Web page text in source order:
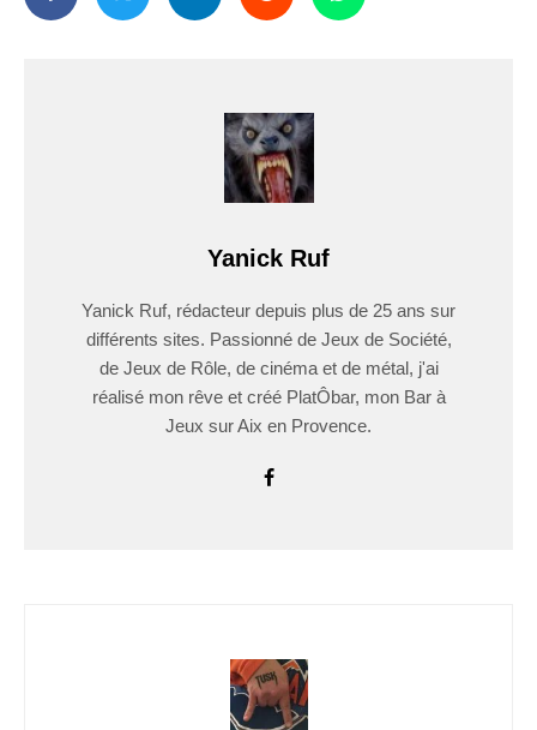
Yanick Ruf
Yanick Ruf, rédacteur depuis plus de 25 ans sur
différents sites. Passionné de Jeux de Société,
de Jeux de Rôle, de cinéma et de métal, j'ai
réalisé mon rêve et créé PlatÔbar, mon Bar à
Jeux sur Aix en Provence.